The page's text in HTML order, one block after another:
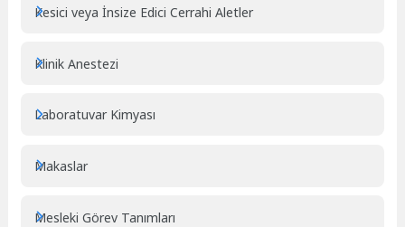
Kesici veya İnsize Edici Cerrahi Aletler
Klinik Anestezi
Laboratuvar Kimyası
Makaslar
Mesleki Görev Tanımları